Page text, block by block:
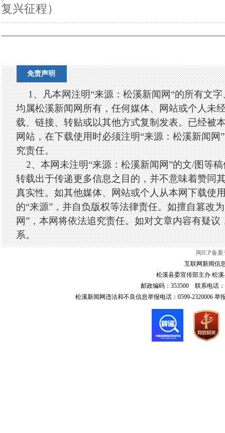
复兴征程）
免责声明
1、凡本网注明“来源：松溪新闻网“的所有文
均属松溪新闻网所有，任何媒体、网站或个人未
载、链接、转贴或以其他方式复制发表。已经被
网站，在下载使用时必须注明“来源：松溪新闻网
究责任。
2、本网未注明“来源：松溪新闻网”的文/图等稿
转载出于传递更多信息之目的，并不意味着赞同
真实性。如其他媒体、网站或个人从本网下载使
的“来源”，并自负版权等法律责任。如擅自篡改
网”，本网将依法追究责任。如对文章内容有疑议
系。
闽ICP备案
互联网新闻信
松溪县委宣传部主办 松
邮政编码：353500 联系电话：
松溪新闻网违法和不良信息举报电话：0599-2320006 举